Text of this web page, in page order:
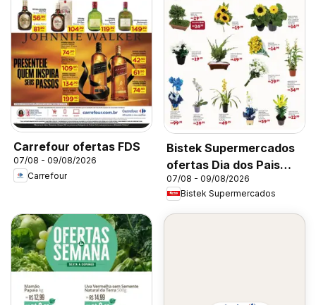
Carrefour ofertas FDS
07/08 - 09/08/2026
Carrefour
Bistek Supermercados
ofertas Dia dos Pais
Flores
07/08 - 09/08/2026
Bistek Supermercados